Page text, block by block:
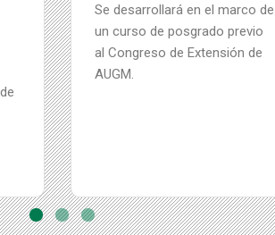
TAS y docentes
La Universidad de la República
(Udelar) reflexiona sobre las